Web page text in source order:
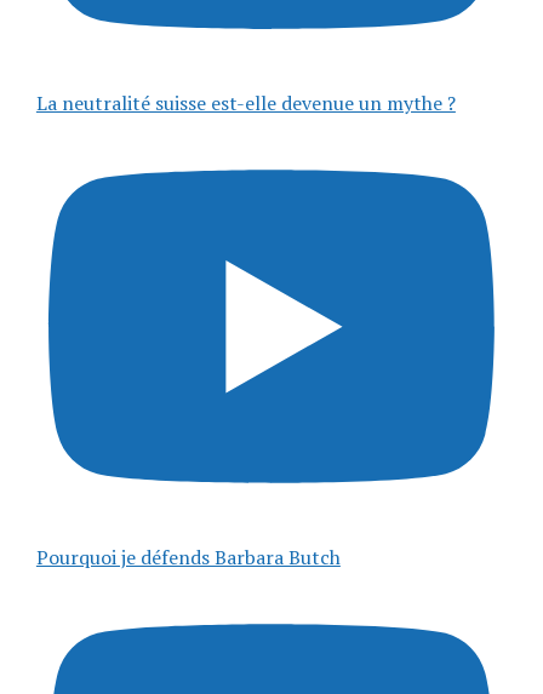
La neutralité suisse est-elle devenue un mythe ?
Pourquoi je défends Barbara Butch